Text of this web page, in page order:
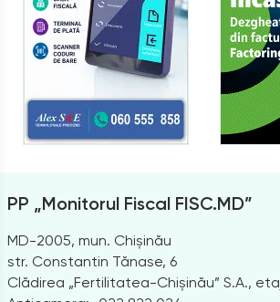
PP „Monitorul Fiscal FISC.MD”
MD-2005, mun. Chișinău
str. Constantin Tănase, 6
Clădirea „Fertilitatea-Chișinău” S.A.,